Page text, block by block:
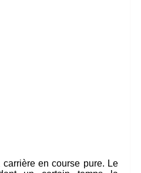
carrière en course pure. Le